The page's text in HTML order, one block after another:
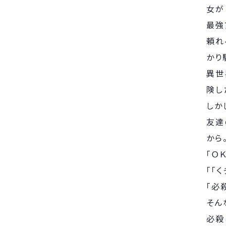
女が
最強
頼れ
かり
異世
険し
しか
友達
から
「Ｏ
「「
「必
そん
必殺